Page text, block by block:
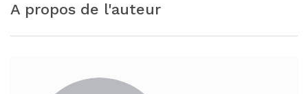
A propos de l'auteur